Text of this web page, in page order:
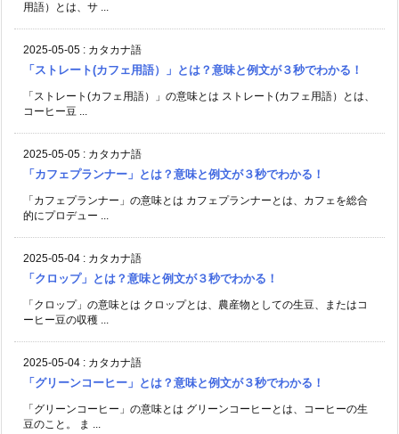
用語）とは、サ ...
2025-05-05 : カタカナ語
「ストレート(カフェ用語）」とは？意味と例文が３秒でわかる！
「ストレート(カフェ用語）」の意味とは ストレート(カフェ用語）とは、
コーヒー豆 ...
2025-05-05 : カタカナ語
「カフェプランナー」とは？意味と例文が３秒でわかる！
「カフェプランナー」の意味とは カフェプランナーとは、カフェを総合
的にプロデュー ...
2025-05-04 : カタカナ語
「クロップ」とは？意味と例文が３秒でわかる！
「クロップ」の意味とは クロップとは、農産物としての生豆、またはコ
ーヒー豆の収穫 ...
2025-05-04 : カタカナ語
「グリーンコーヒー」とは？意味と例文が３秒でわかる！
「グリーンコーヒー」の意味とは グリーンコーヒーとは、コーヒーの生
豆のこと。 ま ...